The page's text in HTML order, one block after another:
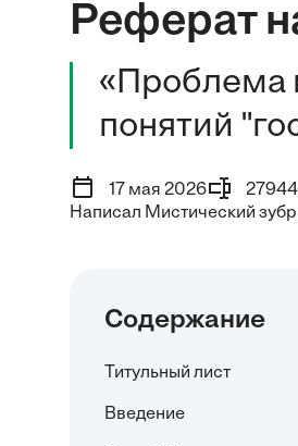
Реферат
«Проблема
понятий
17 мая 2026
Написал Мистический
Содержание
Титульный лист
Введение